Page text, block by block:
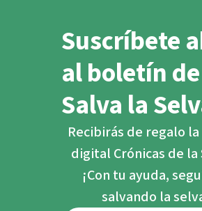
Suscríbete
al boletín de
Salva la
Recibirás de regalo
digital Crónicas de la
¡Con tu ayuda,
salvando la